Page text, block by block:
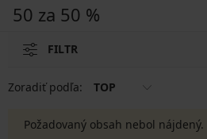
50 za 50 %
FILTR
Zoradiť podľa: TOP
Požadovaný obsah nebol nájdený.